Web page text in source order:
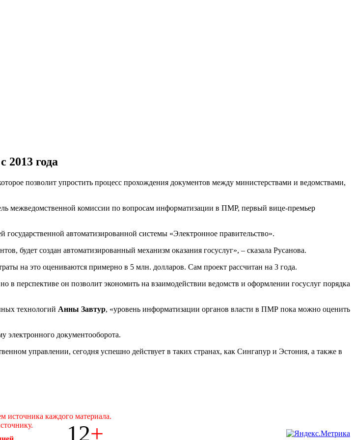
2013 года
позволит упростить процесс прохождения документов между министерствами и ведомствами,
межведомственной комиссии по вопросам информатизации в ПМР, первый вице-премьер
государственной автоматизированной системы «Электронное правительство».
будет создан автоматизированный механизм оказания госуслуг», – сказала Русанова.
на это оцениваются примерно в 5 млн. долларов. Сам проект рассчитан на 3 года.
в перспективе он позволит экономить на взаимодействии ведомств и оформлении госуслуг порядка
технологий Анны Завтур, «уровень информатизации органов власти в ПМР пока можно оценить
электронного документооборота.
управлении, сегодня успешно действует в таких странах, как Сингапур и Эстония, а также в
источника каждого материала.
12+